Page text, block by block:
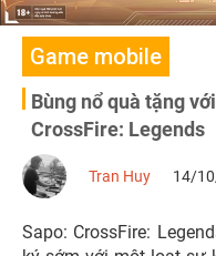
Game mobile
Bùng nổ quà tặng
CrossFire: Legends